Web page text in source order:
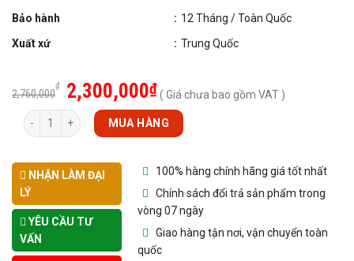
Bảo hành
: 12 Tháng / Toàn Quốc
Xuất xứ
: Trung Quốc
2,760,000
₫ 2,300,000₫( Giá chưa bao gồm VAT )
Số lượng
MUA HÀNG
NHẬN LÀM ĐẠI
LÝ
YÊU CẦU TƯ
VẤN
100% hàng chính hãng giá tốt nhất
Chính sách đổi trả sản phẩm trong
vòng 07 ngày
Giao hàng tận nơi, vận chuyển toàn
quốc